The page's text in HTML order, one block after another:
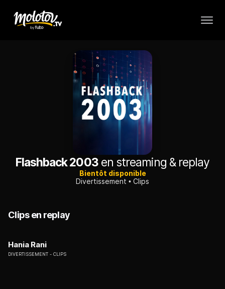
Flashback 2003en streaming & replay
Bientôt disponible
Divertissement
Clips
Clips en replay
Hania Rani
DIVERTISSEMENT CLIPS